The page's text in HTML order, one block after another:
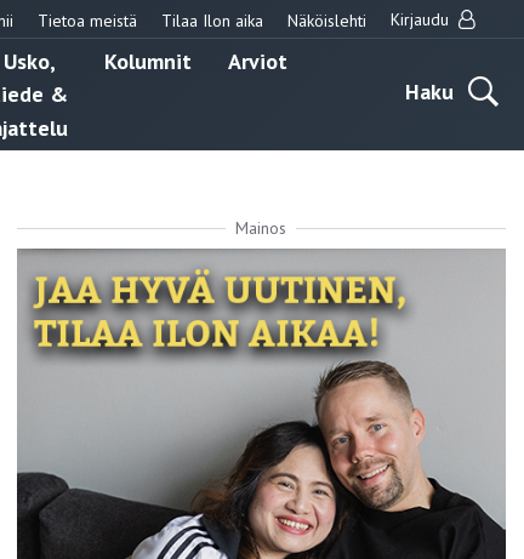
Tietoa meistä Tilaa Ilon aika Näköislehti Kirjaudu
Usko,
&
Kolumnit
Arviot
Haku
Mainos